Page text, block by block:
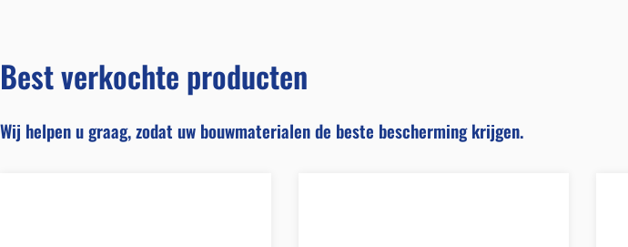
Best verkochte producten
Wij helpen u graag, zodat uw bouwmaterialen de beste bescherming krijgen.